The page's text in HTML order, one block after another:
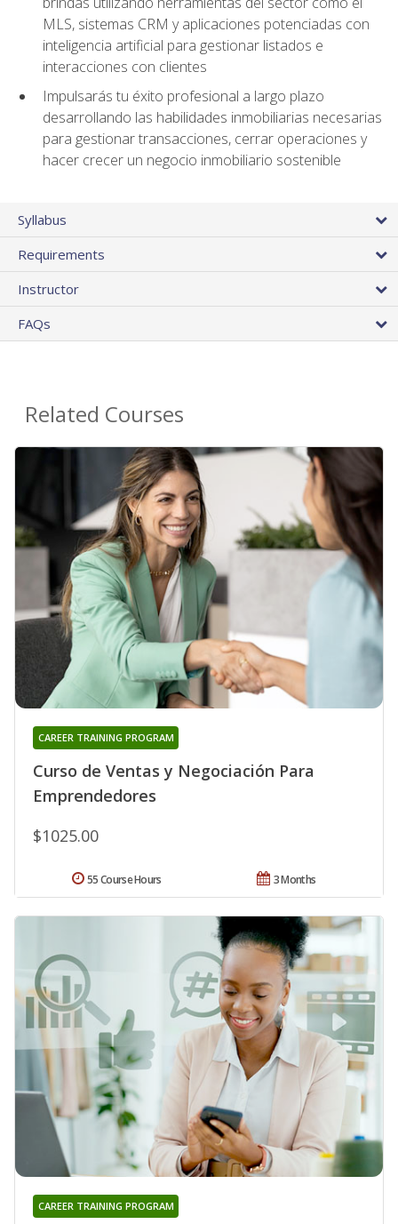
MLS, sistemas CRM y aplicaciones potenciadas con
inteligencia artificial para gestionar listados e
interacciones con clientes
Impulsarás tu éxito profesional a largo plazo
desarrollando las habilidades inmobiliarias necesarias
para gestionar transacciones, cerrar operaciones y
hacer crecer un negocio inmobiliario sostenible
Syllabus
Requirements
Instructor
FAQs
Related Courses
Curso de Ventas y Negociación Para
Emprendedores
CAREER TRAINING PROGRAM
$1025.00
3 Months
55 Course Hours
CAREER TRAINING PROGRAM